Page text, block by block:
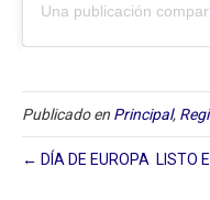
Publicado en Principal,
← DÍA DE EUROPA LISTO